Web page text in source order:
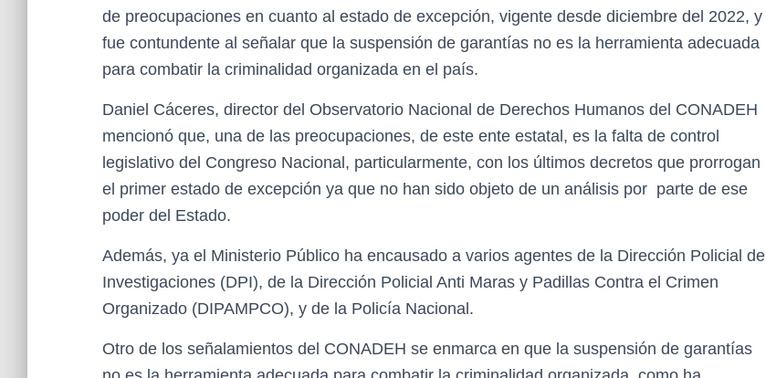
de preocupaciones en cuanto al estado de excepción, vigente desde diciembre del 2022, y
fue contundente al señalar que la suspensión de garantías no es la herramienta adecuada
para combatir la criminalidad organizada en el país.
Daniel Cáceres, director del Observatorio Nacional de Derechos Humanos del CONADEH
mencionó que, una de las preocupaciones, de este ente estatal, es la falta de control
legislativo del Congreso Nacional, particularmente, con los últimos decretos que prorrogan
el primer estado de excepción ya que no han sido objeto de un análisis por parte de ese
poder del Estado.
Además, ya el Ministerio Público ha encausado a varios agentes de la Dirección Policial de
Investigaciones (DPI), de la Dirección Policial Anti Maras y Padillas Contra el Crimen
Organizado (DIPAMPCO), y de la Policía Nacional.
Otro de los señalamientos del CONADEH se enmarca en que la suspensión de garantías